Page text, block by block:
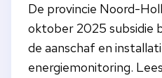
De provincie Noord-
oktober 2025 subsidie
de aanschaf en
energiemonitoring.